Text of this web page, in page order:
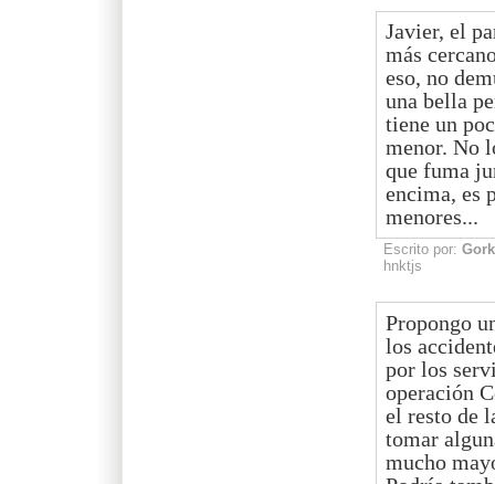
Javier, el
más
eso, no
una bella
tiene un
menor. No
que fuma
encima, es
menores...
Escrito por:
hnktjs
Propongo
los
por los
operación
el resto de
tomar
mucho